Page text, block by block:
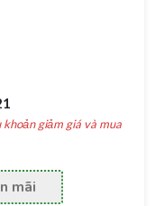
giảm giá và mua
mãi